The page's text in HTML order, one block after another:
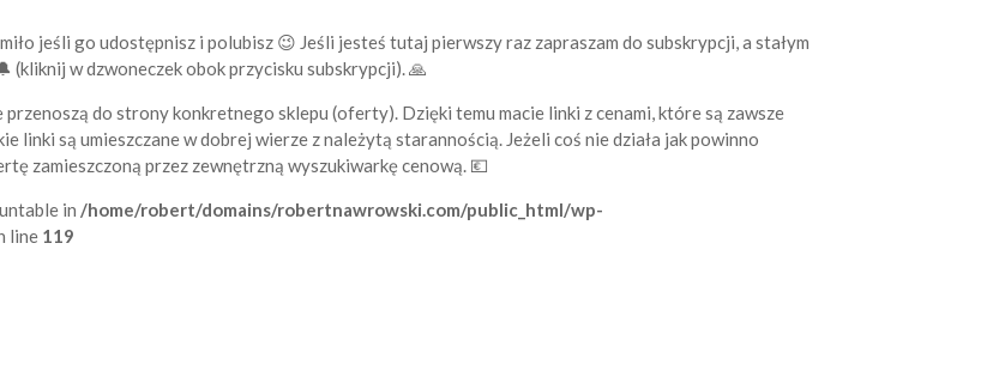
jeśli go udostępnisz i polubisz 😉 Jeśli jesteś tutaj pierwszy raz zapraszam do subskrypcji, a stałym
(kliknij w dzwoneczek obok przycisku subskrypcji). 🙏
do strony konkretnego sklepu (oferty). Dzięki temu macie linki z cenami, które są zawsze
linki są umieszczane w dobrej wierze z należytą starannością. Jeżeli coś nie działa jak powinno
zamieszczoną przez zewnętrzną wyszukiwarkę cenową. 💶
in /home/robert/domains/robertnawrowski.com/public_html/wp-
line 119